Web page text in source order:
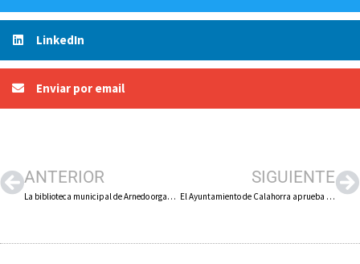
LinkedIn
Enviar por email
ANTERIOR
La biblioteca municipal de Arnedo organiza un taller de animación a la lectura para niños de 6 a 12 años
SIGUIENTE
El Ayuntamiento de Calahorra aprueba el expediente para contratar el próximo festival ‘Kalagurrirock’ previsto el 22 de abril en la carpa del Silo